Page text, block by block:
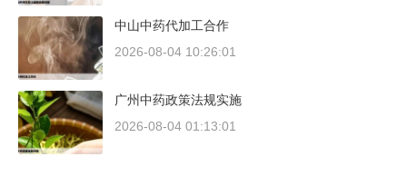
中山中药代加工合作
2026-08-04 10:26:01
广州中药政策法规实施
2026-08-04 01:13:01